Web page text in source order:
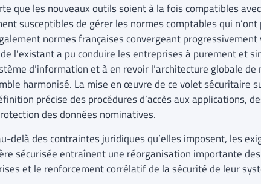
que les nouveaux outils soient à la fois compatibles
susceptibles de gérer les normes comptables qui n’ont
normes françaises convergeant
de l’existant a pu conduire les entreprises à purement et
d’information et à en revoir l’architecture globale
harmonisé. La mise en œuvre de ce volet sécuritaire
précise des procédures d’accès aux applications,
des données nominatives.
delà des contraintes juridiques qu’elles imposent, les
sécurisée entraînent une réorganisation importante
et le renforcement corrélatif de la sécurité de leur